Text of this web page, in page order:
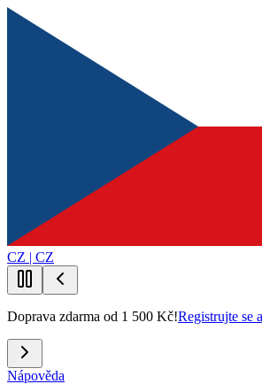
CZ | CZ
Doprava zdarma od 1 500 Kč!Registrujte se
Nápověda